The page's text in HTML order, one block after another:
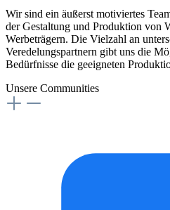
Wir sind ein äußerst motiviertes
der Gestaltung und Produktion von
Werbeträgern. Die Vielzahl an
Veredelungspartnern gibt uns die
Bedürfnisse die geeigneten
Unsere Communities